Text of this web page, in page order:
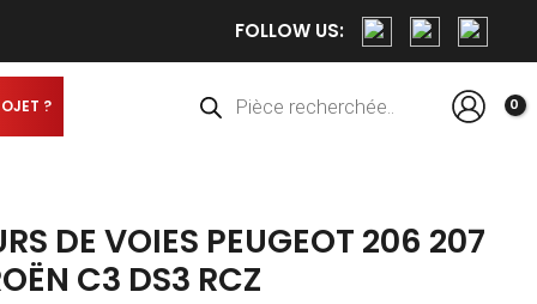
FOLLOW US:
?
Recherche
produits
DE VOIES PEUGEOT 206 207
C3 DS3 RCZ
prix :
119,88€
à